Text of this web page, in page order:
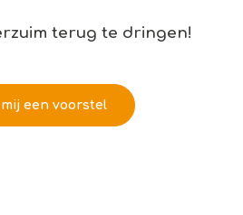
terug te dringen!
een voorstel